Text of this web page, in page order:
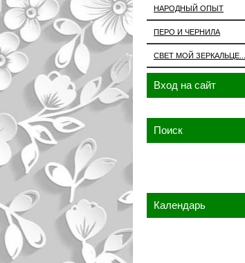
НАРОДНЫЙ ОПЫТ
ПЕРО И ЧЕРНИЛА
СВЕТ МОЙ ЗЕРКАЛЬЦЕ...
Вход на сайт
Поиск
Календарь